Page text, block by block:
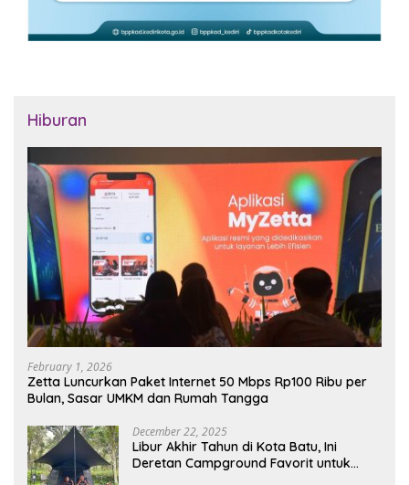
Hiburan
February 1, 2026
Zetta Luncurkan Paket Internet 50 Mbps Rp100 Ribu per
Bulan, Sasar UMKM dan Rumah Tangga
December 22, 2025
Libur Akhir Tahun di Kota Batu, Ini
Deretan Campground Favorit untuk